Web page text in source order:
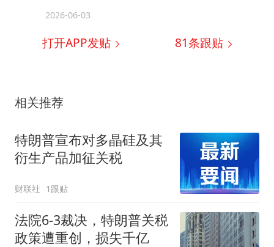
2026-06-03
打开APP发贴 81条跟贴
相关推荐
特朗普宣布对多晶硅及其
衍生产品加征关税
财联社 1跟贴
法院6-3裁决，特朗普关税
政策遭重创，损失千亿